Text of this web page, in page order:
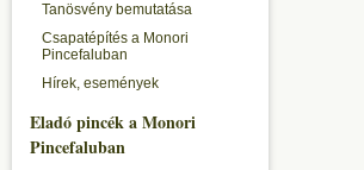
Tanösvény bemutatása
Csapatépítés a Monori
Pincefaluban
Hírek, események
Eladó pincék a Monori
Pincefaluban